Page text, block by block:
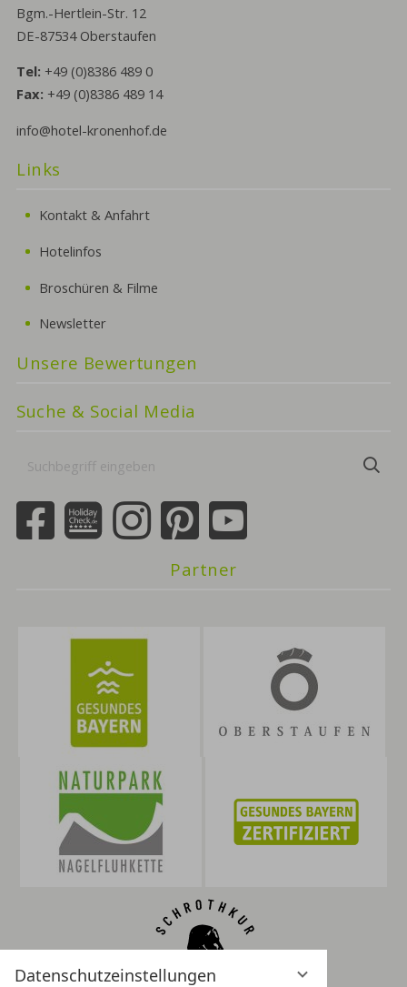
Datenschutzeinstellungen
Bgm.-Hertlein-Str. 12
DE-87534 Oberstaufen
Tel: +49 (0)8386 489 0
Fax: +49 (0)8386 489 14
info@hotel-kronenhof.de
Links
Kontakt & Anfahrt
Hotelinfos
Broschüren & Filme
Newsletter
Unsere Bewertungen
Suche & Social Media
Partner